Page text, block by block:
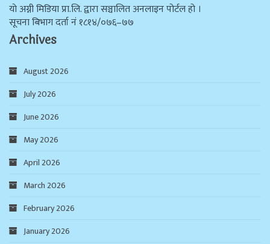
याे अग्नी मिडिया प्रा.लि. द्वारा सञ्चालित अनलाइन पोर्टल हो ।
सूचना बिभाग दर्ता न‌ं १८१४/०७६–७७
Archives
August 2026
July 2026
June 2026
May 2026
April 2026
March 2026
February 2026
January 2026